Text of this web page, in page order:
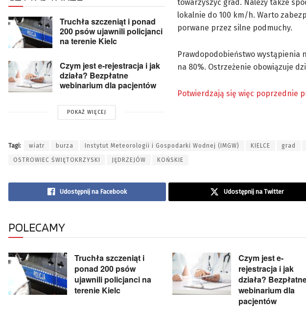
Truchła szczeniąt i ponad
200 psów ujawnili policjanci
na terenie Kielc
Czym jest e-rejestracja i jak
działa? Bezpłatne
webinarium dla pacjentów
POKAŻ WIĘCEJ
towarzyszyć grad. Należy także
lokalnie do 100 km/h. Warto
porwane przez silne podmuchy.
Prawdopodobieństwo wystąpienia
na 80%. Ostrzeżenie obowiązuje
Potwierdzają się więc poprzednie
Tagi: wiatr burza Instytut Meteorologii i Gospodarki Wodnej (IMGW) KIELCE grad
OSTROWIEC ŚWIĘTOKRZYSKI JĘDRZEJÓW KOŃSKIE
Udostępnij na Facebook Udostępnij na Twitter
POLECAMY
Truchła szczeniąt i
ponad 200 psów
ujawnili policjanci na
terenie Kielc
Czym jest e-
rejestracja i jak
działa?
webinarium dla
pacjentów